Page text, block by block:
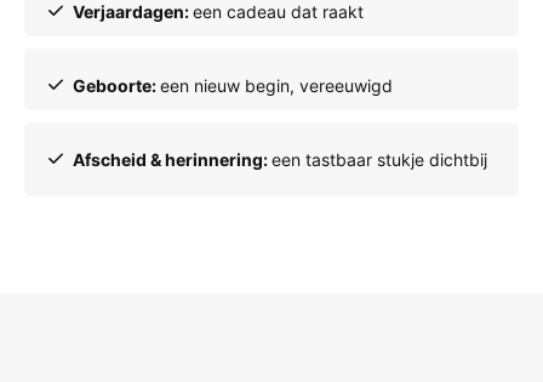
Verjaardagen:een cadeau dat raakt
Geboorte:een nieuw begin, vereeuwigd
Afscheid & herinnering:een tastbaar stukje dichtbij